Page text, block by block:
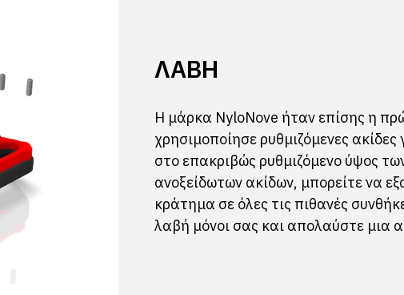
ΛΑΒΉ
Η μάρκα NyloNove ήταν επίσης η
χρησιμοποίησε ρυθμιζόμενες
στο επακριβώς ρυθμιζόμενο ύψος
ανοξείδωτων ακίδων, μπορείτε να
κράτημα σε όλες τις πιθανές
λαβή μόνοι σας και απολαύστε μια